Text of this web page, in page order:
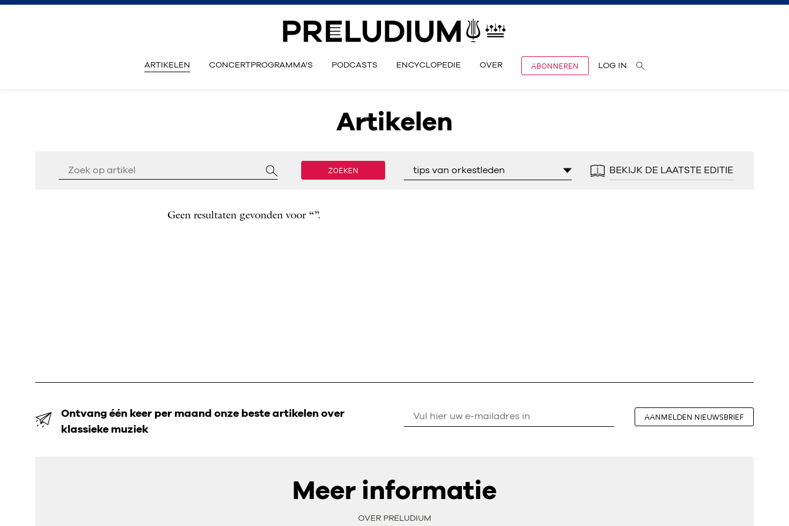
ARTIKELEN CONCERTPROGRAMMA'S PODCASTS ENCYCLOPEDIE OVER ABONNEREN LOG IN
Artikelen
ZOEKEN tips van orkestleden BEKIJK DE LAATSTE EDITIE
Geen resultaten gevonden voor “”.
Ontvang één keer per maand onze beste artikelen over
klassieke muziek
AANMELDEN NIEUWSBRIEF
Meer informatie
OVER PRELUDIUM